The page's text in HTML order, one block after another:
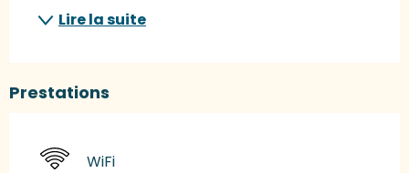
Lire la suite
Prestations
WiFi